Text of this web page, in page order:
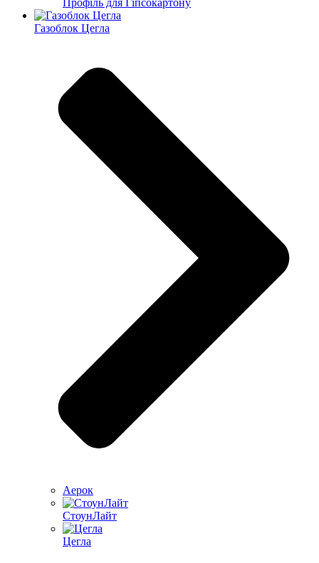
Газоблок Цегла
Аерок
СтоунЛайт
Цегла